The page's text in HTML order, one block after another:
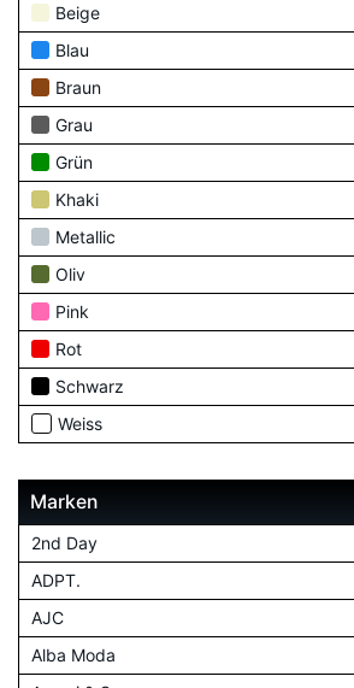
Beige
Blau
Braun
Grau
Grün
Khaki
Metallic
Oliv
Pink
Rot
Schwarz
Weiss
Marken
2nd Day
ADPT.
AJC
Alba Moda